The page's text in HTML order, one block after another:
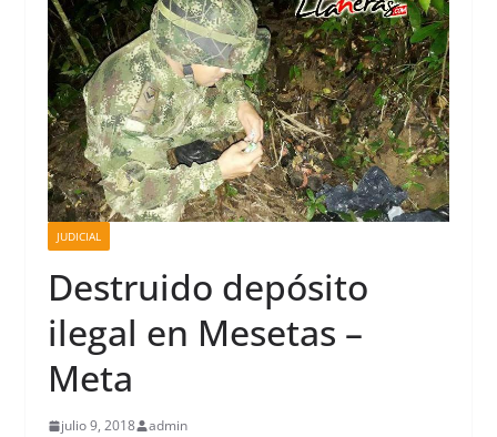
JUDICIAL
Destruido depósito
ilegal en Mesetas –
Meta
julio 9, 2018 admin